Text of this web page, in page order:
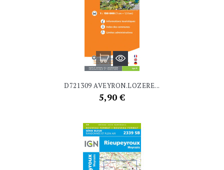
D721309 AVEYRON.LOZERE...
Prix
5,90 €